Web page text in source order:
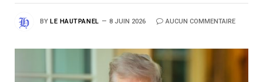
BY LE HAUTPANEL 8 JUIN 2026 AUCUN COMMENTAIRE